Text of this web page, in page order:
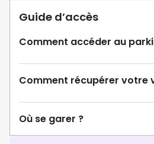
Guide d’accès
Comment accéder au
Comment récupérer votre
Où se garer ?